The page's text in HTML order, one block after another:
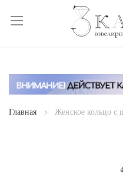
Skip
Content
Главная Женское кольцо с